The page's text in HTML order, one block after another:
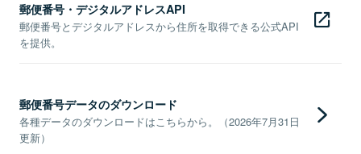
郵便番号・デジタルアドレスAPI
郵便番号とデジタルアドレスから住所を取得できる公式API
を提供。
郵便番号データのダウンロード
各種データのダウンロードはこちらから。（2026年7月31日
更新）